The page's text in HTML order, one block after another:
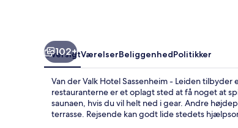
102+
OversigtVærelserBeliggenhedPolitikker
Van der Valk Hotel Sassenheim - Leiden
restauranterne er et oplagt sted at få noget at
saunaen, hvis du vil helt ned i gear. Andre
terrasse. Rejsende kan godt lide stedets